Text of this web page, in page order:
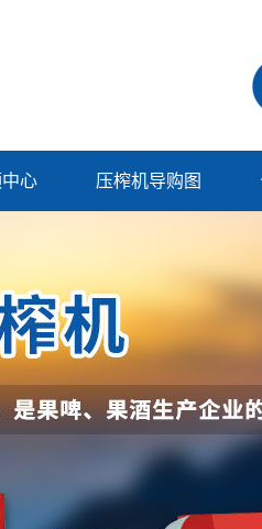
心 压榨机导购图